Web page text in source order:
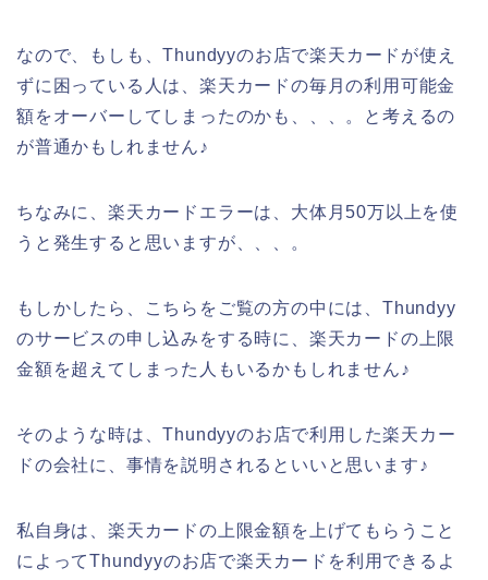
なので、もしも、Thundyyのお店で楽天カードが使え
ずに困っている人は、楽天カードの毎月の利用可能金
額をオーバーしてしまったのかも、、、。と考えるの
が普通かもしれません♪
ちなみに、楽天カードエラーは、大体月50万以上を使
うと発生すると思いますが、、、。
もしかしたら、こちらをご覧の方の中には、Thundyy
のサービスの申し込みをする時に、楽天カードの上限
金額を超えてしまった人もいるかもしれません♪
そのような時は、Thundyyのお店で利用した楽天カー
ドの会社に、事情を説明されるといいと思います♪
私自身は、楽天カードの上限金額を上げてもらうこと
によってThundyyのお店で楽天カードを利用できるよ